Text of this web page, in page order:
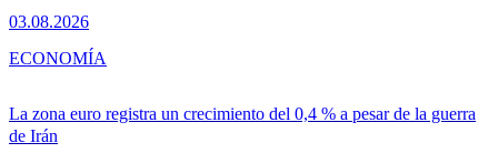
03.08.2026
La zona euro registra un crecimiento del 0,4 % a pesar de la guerra
de Irán
ECONOMÍA